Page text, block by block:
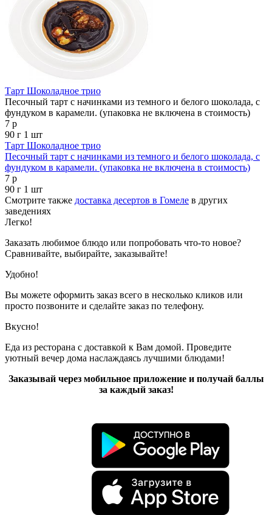
Тарт Шоколадное трио
Песочный тарт с начинками из темного и белого шоколада, с
фундуком в карамели. (упаковка не включена в стоимость)
7 р
90 г 1 шт
Тарт Шоколадное трио
Песочный тарт с начинками из темного и белого шоколада, с
фундуком в карамели. (упаковка не включена в стоимость)
7 р
90 г 1 шт
Смотрите также доставка десертов в Гомеле в других
заведениях
Легко!
Заказать любимое блюдо или попробовать что-то новое?
Сравнивайте, выбирайте, заказывайте!
Удобно!
Вы можете оформить заказ всего в несколько кликов или
просто позвоните и сделайте заказ по телефону.
Вкусно!
Еда из ресторана с доставкой к Вам домой. Проведите
уютный вечер дома наслаждаясь лучшими блюдами!
Заказывай через мобильное приложение и получай баллы
за каждый заказ!